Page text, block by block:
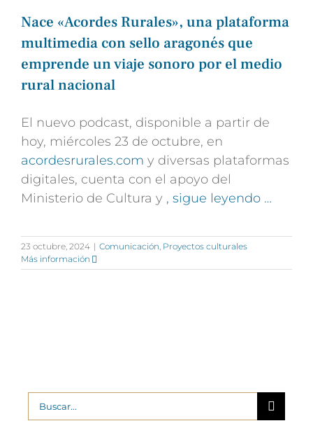
Nace «Acordes Rurales», una plataforma
multimedia con sello aragonés que
emprende un viaje sonoro por el medio
rural nacional
El nuevo podcast, disponible a partir de
hoy, miércoles 23 de octubre, en
acordesrurales.com y diversas plataformas
digitales, cuenta con el apoyo del
Ministerio de Cultura y , sigue leyendo …
23 octubre, 2024 | Comunicación, Proyectos culturales
Más información
Buscar: